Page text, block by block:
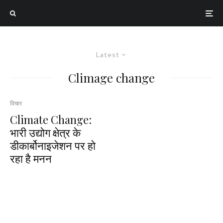
Latest
Climage change
विचार
Climate Change:
भारी उद्योग क्षेत्र के
डीकार्बोनाइजेशन पर हो
रहा है मनन